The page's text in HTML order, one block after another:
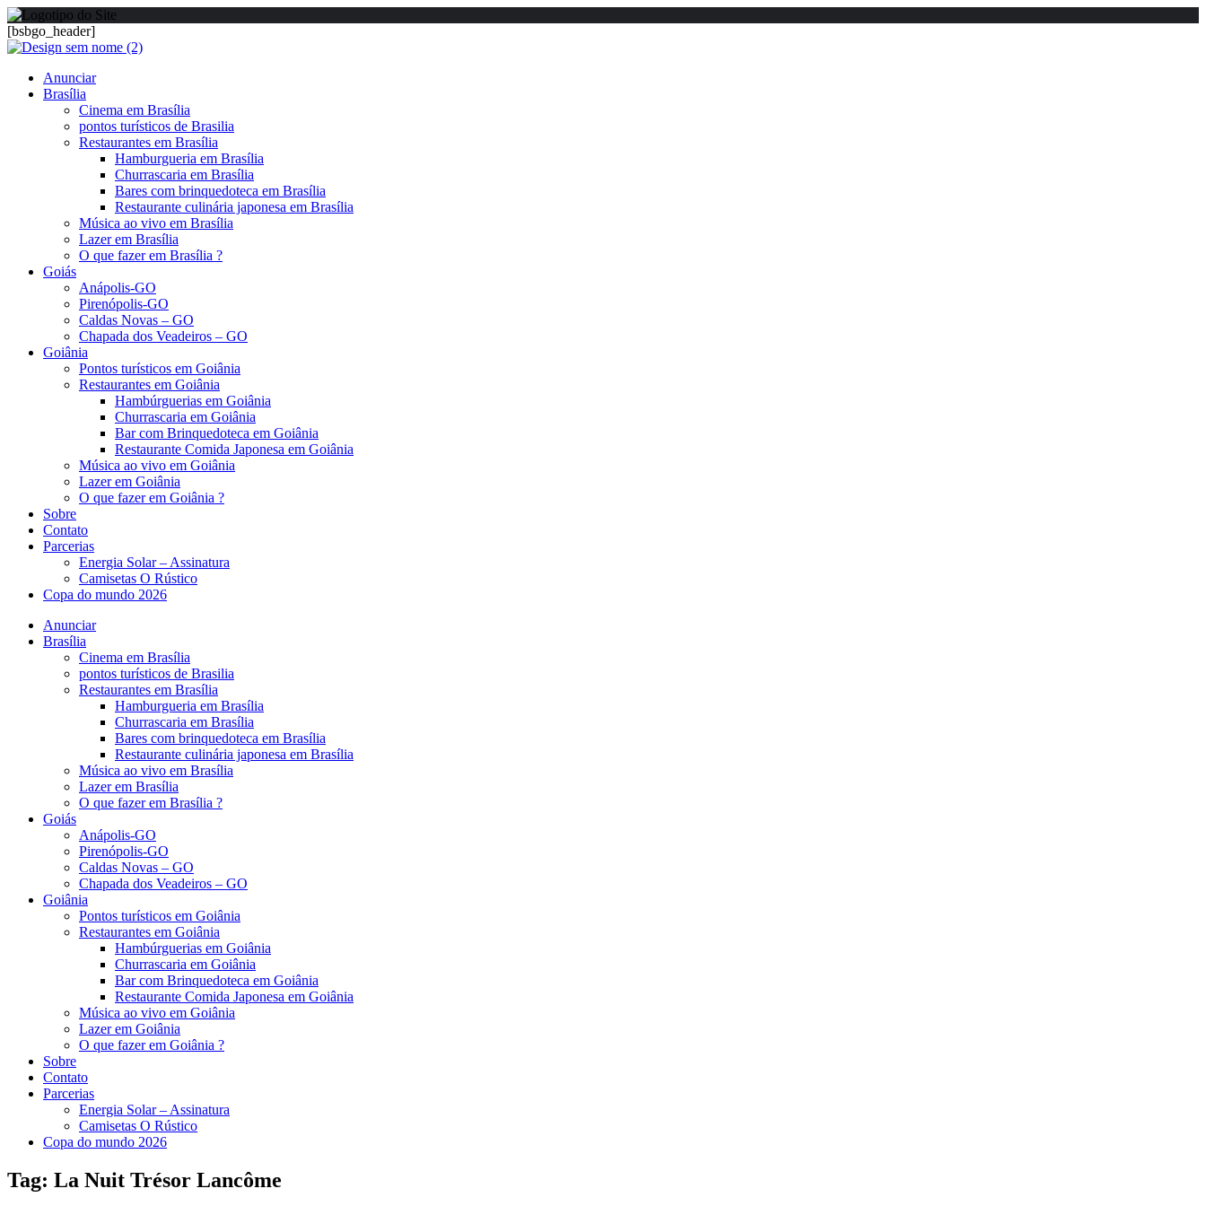
[bsbgo_header]
Anunciar
Brasília
Cinema em Brasília
pontos turísticos de Brasilia
Restaurantes em Brasília
Hamburgueria em Brasília
Churrascaria em Brasília
Bares com brinquedoteca em Brasília
Restaurante culinária japonesa em Brasília
Música ao vivo em Brasília
Lazer em Brasília
O que fazer em Brasília ?
Goiás
Anápolis-GO
Pirenópolis-GO
Caldas Novas – GO
Chapada dos Veadeiros – GO
Goiânia
Pontos turísticos em Goiânia
Restaurantes em Goiânia
Hambúrguerias em Goiânia
Churrascaria em Goiânia
Bar com Brinquedoteca em Goiânia
Restaurante Comida Japonesa em Goiânia
Música ao vivo em Goiânia
Lazer em Goiânia
O que fazer em Goiânia ?
Sobre
Contato
Parcerias
Energia Solar – Assinatura
Camisetas O Rústico
Copa do mundo 2026
Anunciar
Brasília
Cinema em Brasília
pontos turísticos de Brasilia
Restaurantes em Brasília
Hamburgueria em Brasília
Churrascaria em Brasília
Bares com brinquedoteca em Brasília
Restaurante culinária japonesa em Brasília
Música ao vivo em Brasília
Lazer em Brasília
O que fazer em Brasília ?
Goiás
Anápolis-GO
Pirenópolis-GO
Caldas Novas – GO
Chapada dos Veadeiros – GO
Goiânia
Pontos turísticos em Goiânia
Restaurantes em Goiânia
Hambúrguerias em Goiânia
Churrascaria em Goiânia
Bar com Brinquedoteca em Goiânia
Restaurante Comida Japonesa em Goiânia
Música ao vivo em Goiânia
Lazer em Goiânia
O que fazer em Goiânia ?
Sobre
Contato
Parcerias
Energia Solar – Assinatura
Camisetas O Rústico
Copa do mundo 2026
Tag: La Nuit Trésor Lancôme